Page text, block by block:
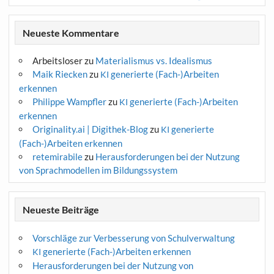
Neueste Kommentare
Arbeitsloserzu Materialismus vs. Idealismus
Maik Rieckenzu KI generierte (Fach-)Arbeiten
erkennen
Philippe Wampflerzu KI generierte (Fach-)Arbeiten
erkennen
Originality.ai | Digithek-Blogzu KI generierte
(Fach-)Arbeiten erkennen
retemirabilezu Herausforderungen bei der Nutzung
von Sprachmodellen im Bildungssystem
Neueste Beiträge
Vorschläge zur Verbesserung von Schulverwaltung
KI generierte (Fach-)Arbeiten erkennen
Herausforderungen bei der Nutzung von